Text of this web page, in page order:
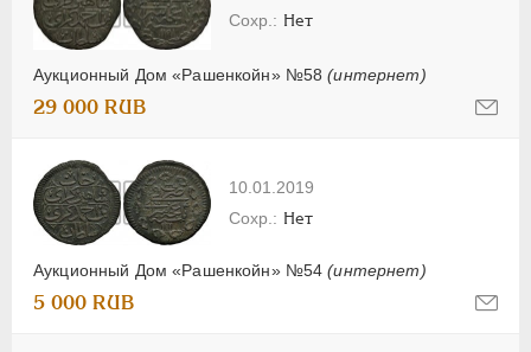
Аукционный Дом «Рашенкойн» №58(интернет)
Нет
29 000 RUB
10.01.2019
Аукционный Дом «Рашенкойн» №54(интернет)
Нет
5 000 RUB